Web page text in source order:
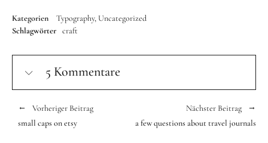
Kategorien Typography Uncategorized
Schlagwörter craft
5 Kommentare
Vorheriger Beitrag
small caps on etsy
Nächster Beitrag
a few questions about travel journals